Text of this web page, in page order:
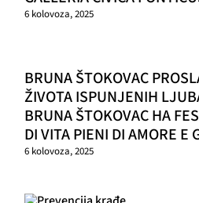
6 kolovoza, 2025
BRUNA ŠTOKOVAC
ŽIVOTA ISPUNJENIH
BRUNA ŠTOKOVAC HA
DI VITA PIENI DI AMORE E
6 kolovoza, 2025